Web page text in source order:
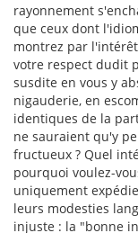
rayonnement
que ceux dont
montrez par
votre respect dudit
susdite en vous y
nigauderie, en
identiques de la
ne sauraient qu'y
fructueux ? Quel
pourquoi voulez-
uniquement
leurs modesties
injuste : la "bonne